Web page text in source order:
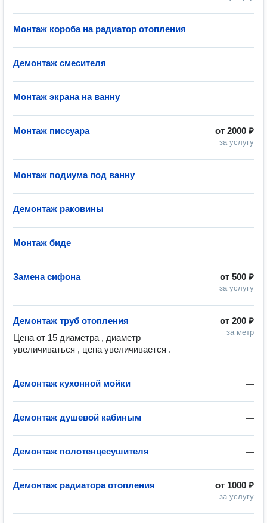
—
Монтаж короба на радиатор отопления
—
Демонтаж смесителя
—
Монтаж экрана на ванну
от 2000 ₽
за услугу
Монтаж писсуара
—
Монтаж подиума под ванну
—
Демонтаж раковины
—
Монтаж биде
от 500 ₽
за услугу
Замена сифона
от 200 ₽
за метр
Демонтаж труб отопления
Цена от 15 диаметра , диаметр
увеличиваться , цена увеличивается .
—
Демонтаж кухонной мойки
—
Демонтаж душевой кабиным
—
Демонтаж полотенцесушителя
от 1000 ₽
за услугу
Демонтаж радиатора отопления